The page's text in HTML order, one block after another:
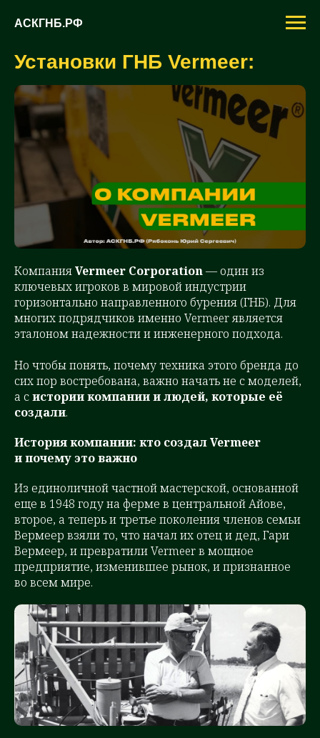
АСКГНБ.РФ
Установки ГНБ Vermeer:
КомпанияVermeer Corporation— один из
ключевых игроков в мировой индустрии
горизонтально направленного бурения (ГНБ). Для
многих подрядчиков именно Vermeer является
эталоном надежности и инженерного подхода.
Но чтобы понять, почему техника этого бренда до
сих пор востребована, важно начать не с моделей,
а систории компании и людей, которые её
создали.
История компании: кто создал Vermeer
и почему это важно
Из единоличной частной мастерской, основанной
еще в 1948 году на ферме в центральной Айове,
второе, а теперь и третье поколения членов семьи
Вермеер взяли то, что начал их отец и дед, Гари
Вермеер, и превратили Vermeer в мощное
предприятие, изменившее рынок, и признанное
во всем мире.